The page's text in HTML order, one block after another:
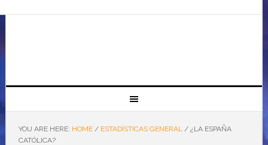
YOU ARE HERE: HOME / ESTADÍSTICAS GENERAL /¿LA ESPAÑA
CATÓLICA?